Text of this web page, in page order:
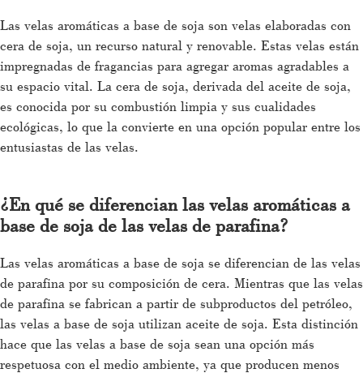
Las velas aromáticas a base de soja son velas elaboradas con
cera de soja, un recurso natural y renovable. Estas velas están
impregnadas de fragancias para agregar aromas agradables a
su espacio vital. La cera de soja, derivada del aceite de soja,
es conocida por su combustión limpia y sus cualidades
ecológicas, lo que la convierte en una opción popular entre los
entusiastas de las velas.
¿En qué se diferencian las velas aromáticas a
base de soja de las velas de parafina?
Las velas aromáticas a base de soja se diferencian de las velas
de parafina por su composición de cera. Mientras que las velas
de parafina se fabrican a partir de subproductos del petróleo,
las velas a base de soja utilizan aceite de soja. Esta distinción
hace que las velas a base de soja sean una opción más
respetuosa con el medio ambiente, ya que producen menos